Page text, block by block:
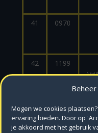
Mogen we cookies
ervaring bieden. Door op
je akkoord met het gebruik
41 0970
42 1199
44 0003